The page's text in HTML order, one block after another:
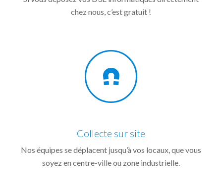
chez nous, c’est gratuit !
Collecte sur site
Nos équipes se déplacent jusqu’à vos locaux, que vous
soyez en centre-ville ou zone industrielle.